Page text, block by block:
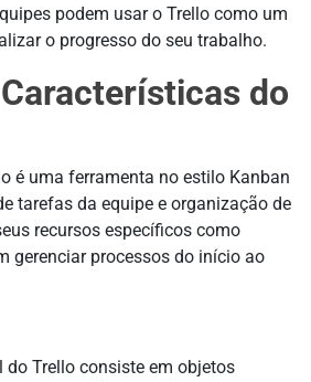
podem usar o Trello como um
o progresso do seu trabalho.
do
é uma ferramenta no estilo Kanban
tarefas da equipe e organização de
recursos específicos como
gerenciar processos do início ao
Trello consiste em objetos